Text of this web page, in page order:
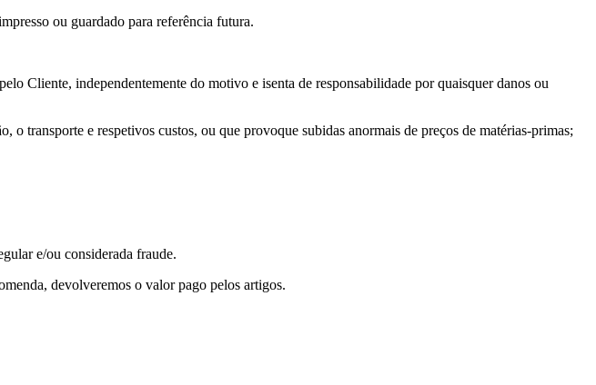
ou guardado para referência futura.
Cliente, independentemente do motivo e isenta de responsabilidade por quaisquer danos ou
transporte e respetivos custos, ou que provoque subidas anormais de preços de matérias-primas;
e/ou considerada fraude.
devolveremos o valor pago pelos artigos.